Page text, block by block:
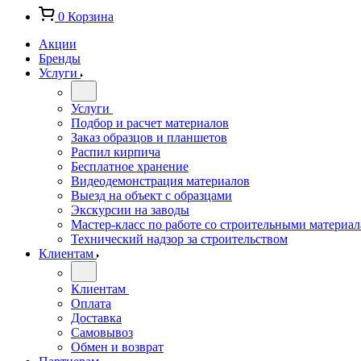
0 Корзина
Акции
Бренды
Услуги
Услуги
Подбор и расчет материалов
Заказ образцов и планшетов
Распил кирпича
Бесплатное хранение
Видеодемонстрация материалов
Выезд на объект с образцами
Экскурсии на заводы
Мастер-класс по работе со строительными
Технический надзор за строительством
Клиентам
Клиентам
Оплата
Доставка
Самовывоз
Обмен и возврат